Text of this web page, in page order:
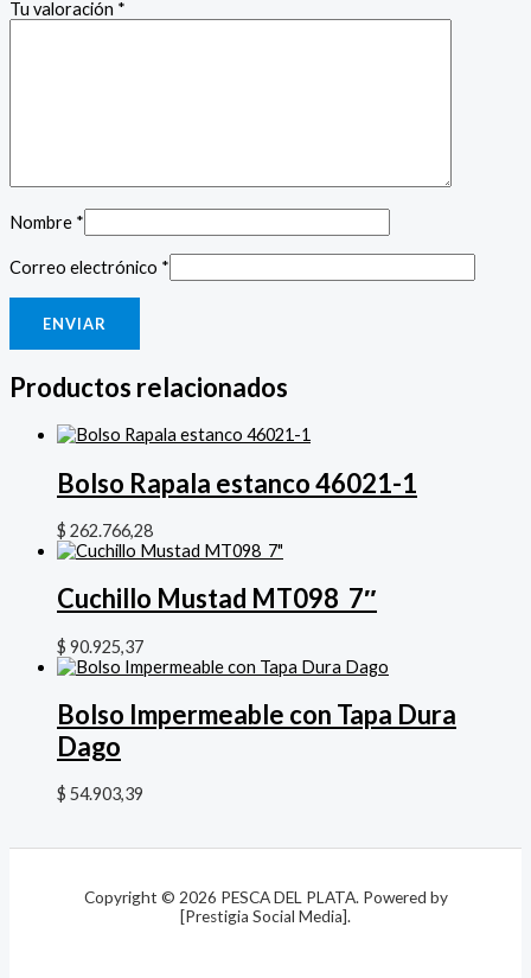
Tu valoración *
Nombre *
Correo electrónico *
Productos relacionados
Bolso Rapala estanco 46021-1
$ 262.766,28
Cuchillo Mustad MT098 7″
$ 90.925,37
Bolso Impermeable con Tapa Dura
Dago
$ 54.903,39
Copyright © 2026 PESCA DEL PLATA. Powered by
[Prestigia Social Media].